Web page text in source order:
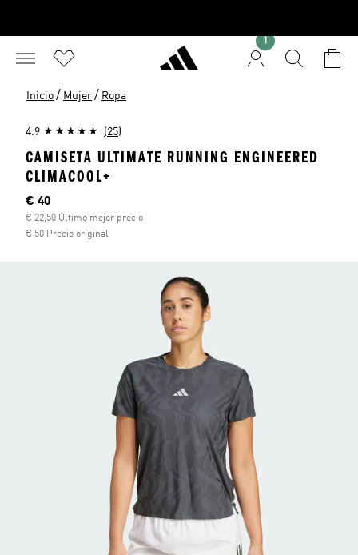
1
Inicio / Mujer / Ropa
4.9 (25)
CAMISETA ULTIMATE RUNNING ENGINEERED
CLIMACOOL+
Precio actual
€ 40
€ 22,50 Último mejor precio
€ 50 Precio original